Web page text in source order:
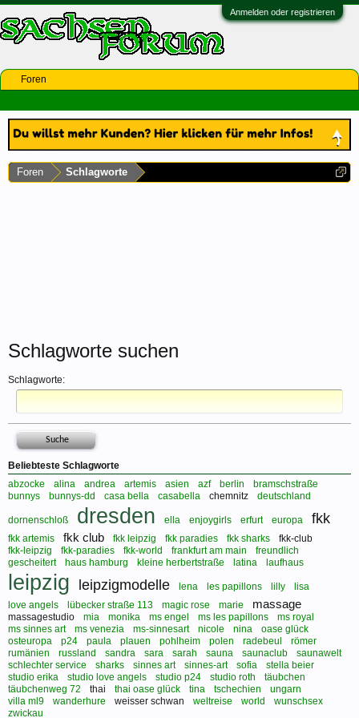
Anmelden oder registrieren
Foren Schlagworte
Schlagworte suchen
Schlagworte:
Beliebteste Schlagworte
abzocke
alina andrea artemis asien azf berlin
bramschstraße
bunnys
bunnys-dd casa bella casabella chemnitz deutschland
dornenschloß dresden ella enjoygirls erfurt europa fkk
fkk artemis fkk club fkk leipzig fkk paradies fkk sharks
fkk-club
fkk-leipzig
fkk-paradies fkk-world frankfurt am main
freundlich
gescheitert
haus hamburg kleine herbertstraße latina laufhaus
leipzig leipzigmodelle lena les papillons lilly
lisa
love angels
lübecker straße 113 magic rose marie massage
massagestudio mia monika ms engel ms les papillons
ms royal
ms sinnes art
ms venezia ms-sinnesart nicole nina
oase glück
osteuropa
p24 paula plauen pohlheim polen radebeul
römer
rumänien
russland sandra sara sarah sauna saunaclub
saunawelt
schlechter service
sharks sinnes art sinnes-art sofia
stella beier
studio erika
studio love angels studio p24 studio roth
täubchen
täubchenweg 72
thai thai oase glück tina tschechien
ungarn
villa ml9
wanderhure weisser schwan weltreise world
wunschsex
zwickau
Foren